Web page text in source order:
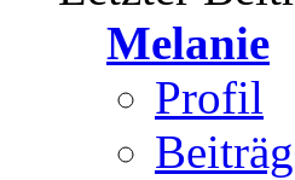
Melanie
Profil